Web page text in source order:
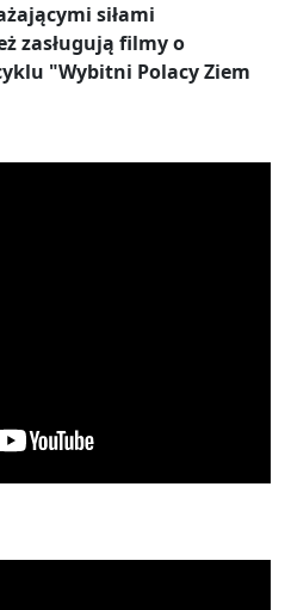
siłami
zasługują filmy o
"Wybitni Polacy Ziem